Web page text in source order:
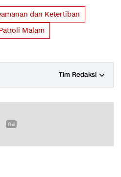
dan Ketertiban
Malam
Tim Redaksi